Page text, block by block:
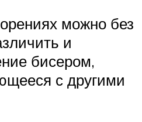
можно без
и
бисером,
с другими